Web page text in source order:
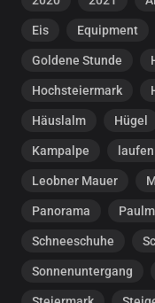
Eis Equipment
Goldene Stunde
Hochsteiermark
Häuslalm Hügel
Kampalpe laufen
Leobner Mauer
Panorama
Schneeschuhe
Sonnenuntergang